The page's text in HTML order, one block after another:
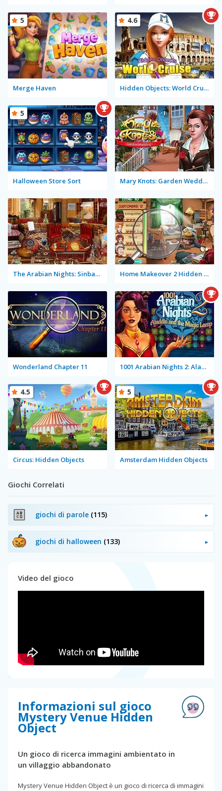
Merge Haven
5
Hidden Objects: World Cruise
4.6
Halloween Store Sort
5
Mary Knots: Garden Wedding
The Arabian Nights: Sinbad the Voyager Home Makeover 2 Hidden Object
Wonderland Chapter 11 1001 Arabian Nights 2: Aladdin and the Magic Lamp
Circus: Hidden Objects
4.5
Amsterdam Hidden Objects
5
Giochi Correlati
giochi di parole (115)
giochi di halloween (133)
Video del gioco
Informazioni sul gioco
Mystery Venue Hidden
Object
Un gioco di ricerca immagini ambientato in
un villaggio abbandonato
Mystery Venue Hidden Object è un gioco di ricerca di immagini